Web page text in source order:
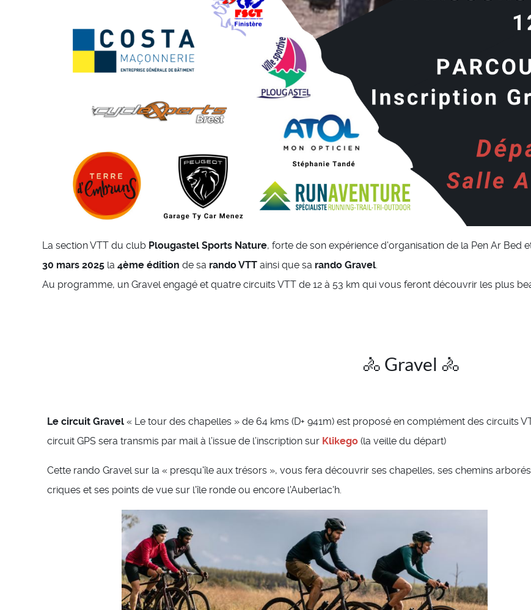
La section VTT du club Plougastel Sports Nature, forte de son expérience d'organisation de la Pen Ar
30 mars 2025 la 4ème édition de sa rando VTT ainsi que sa rando Gravel
Au programme, un Gravel engagé et quatre circuits VTT de 12 à 53 km qui vous feront découvrir les plus
🚴 Gravel 🚴
Le circuit Gravel « Le tour des chapelles » de 64 kms (D+ 941m) est proposé en complément des circuits
circuit GPS sera transmis par mail à l’issue de l’inscription sur Klikego (la veille du départ)
Cette rando Gravel sur la « presqu'île aux trésors », vous fera découvrir ses chapelles, ses chemins
criques et ses points de vue sur l'île ronde ou encore l'Auberlac'h.